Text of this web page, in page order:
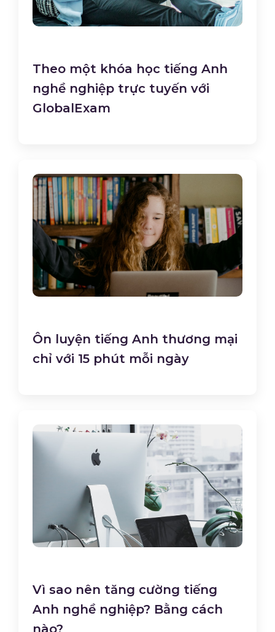
Theo một khóa học tiếng Anh
nghề nghiệp trực tuyến với
GlobalExam
Ôn luyện tiếng Anh thương mại
chỉ với 15 phút mỗi ngày
Vì sao nên tăng cường tiếng
Anh nghề nghiệp? Bằng cách
nào?